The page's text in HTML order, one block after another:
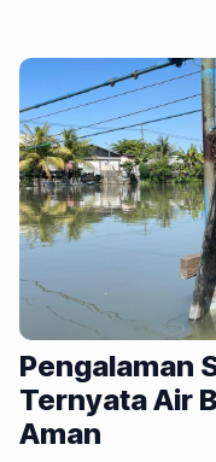
Pengalaman
Ternyata Air
Aman